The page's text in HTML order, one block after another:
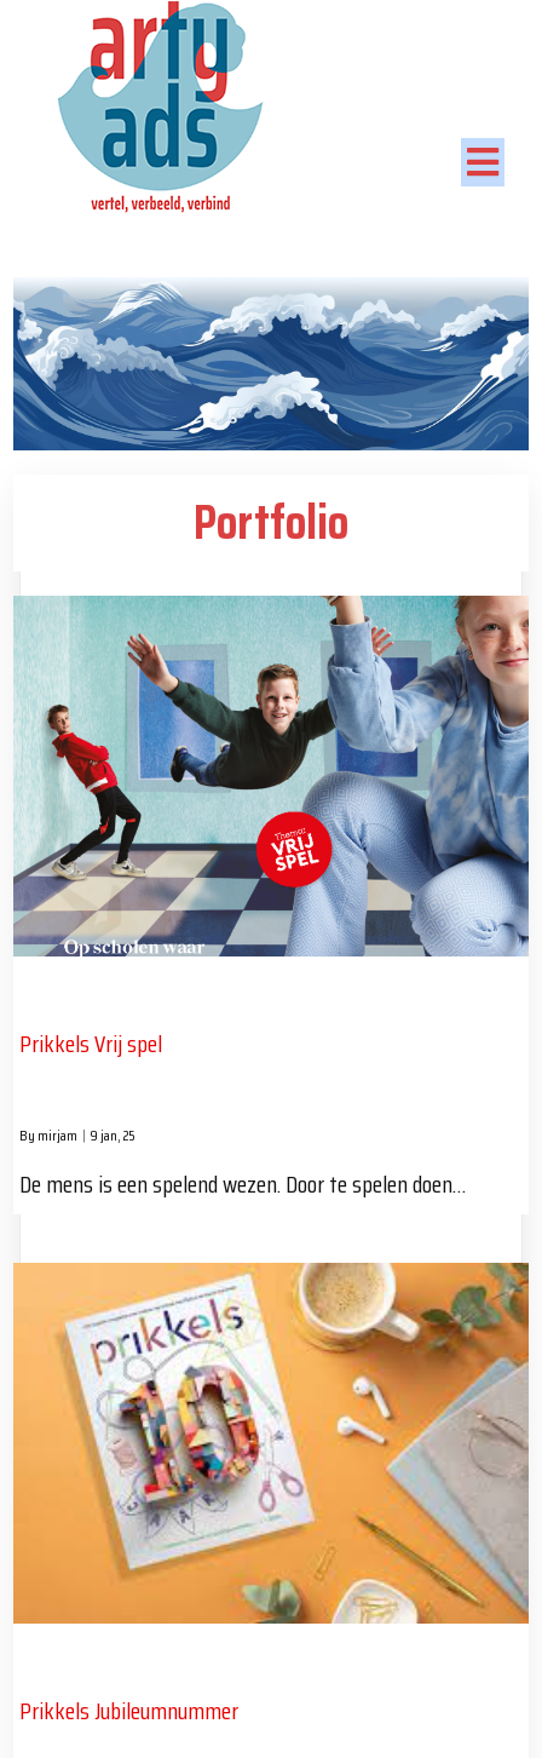
Portfolio
Prikkels Vrij spel
By mirjam | 9 jan, 25
De mens is een spelend wezen. Door te spelen doen…
Prikkels Jubileumnummer